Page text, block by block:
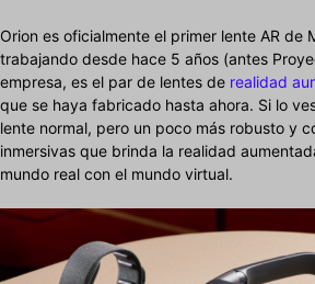
Orion es oficialmente el primer lente AR de
trabajando desde hace 5 años (antes
empresa, es el par de lentes de realidad
que se haya fabricado hasta ahora. Si lo
lente normal, pero un poco más robusto y
inmersivas que brinda la realidad
mundo real con el mundo virtual.